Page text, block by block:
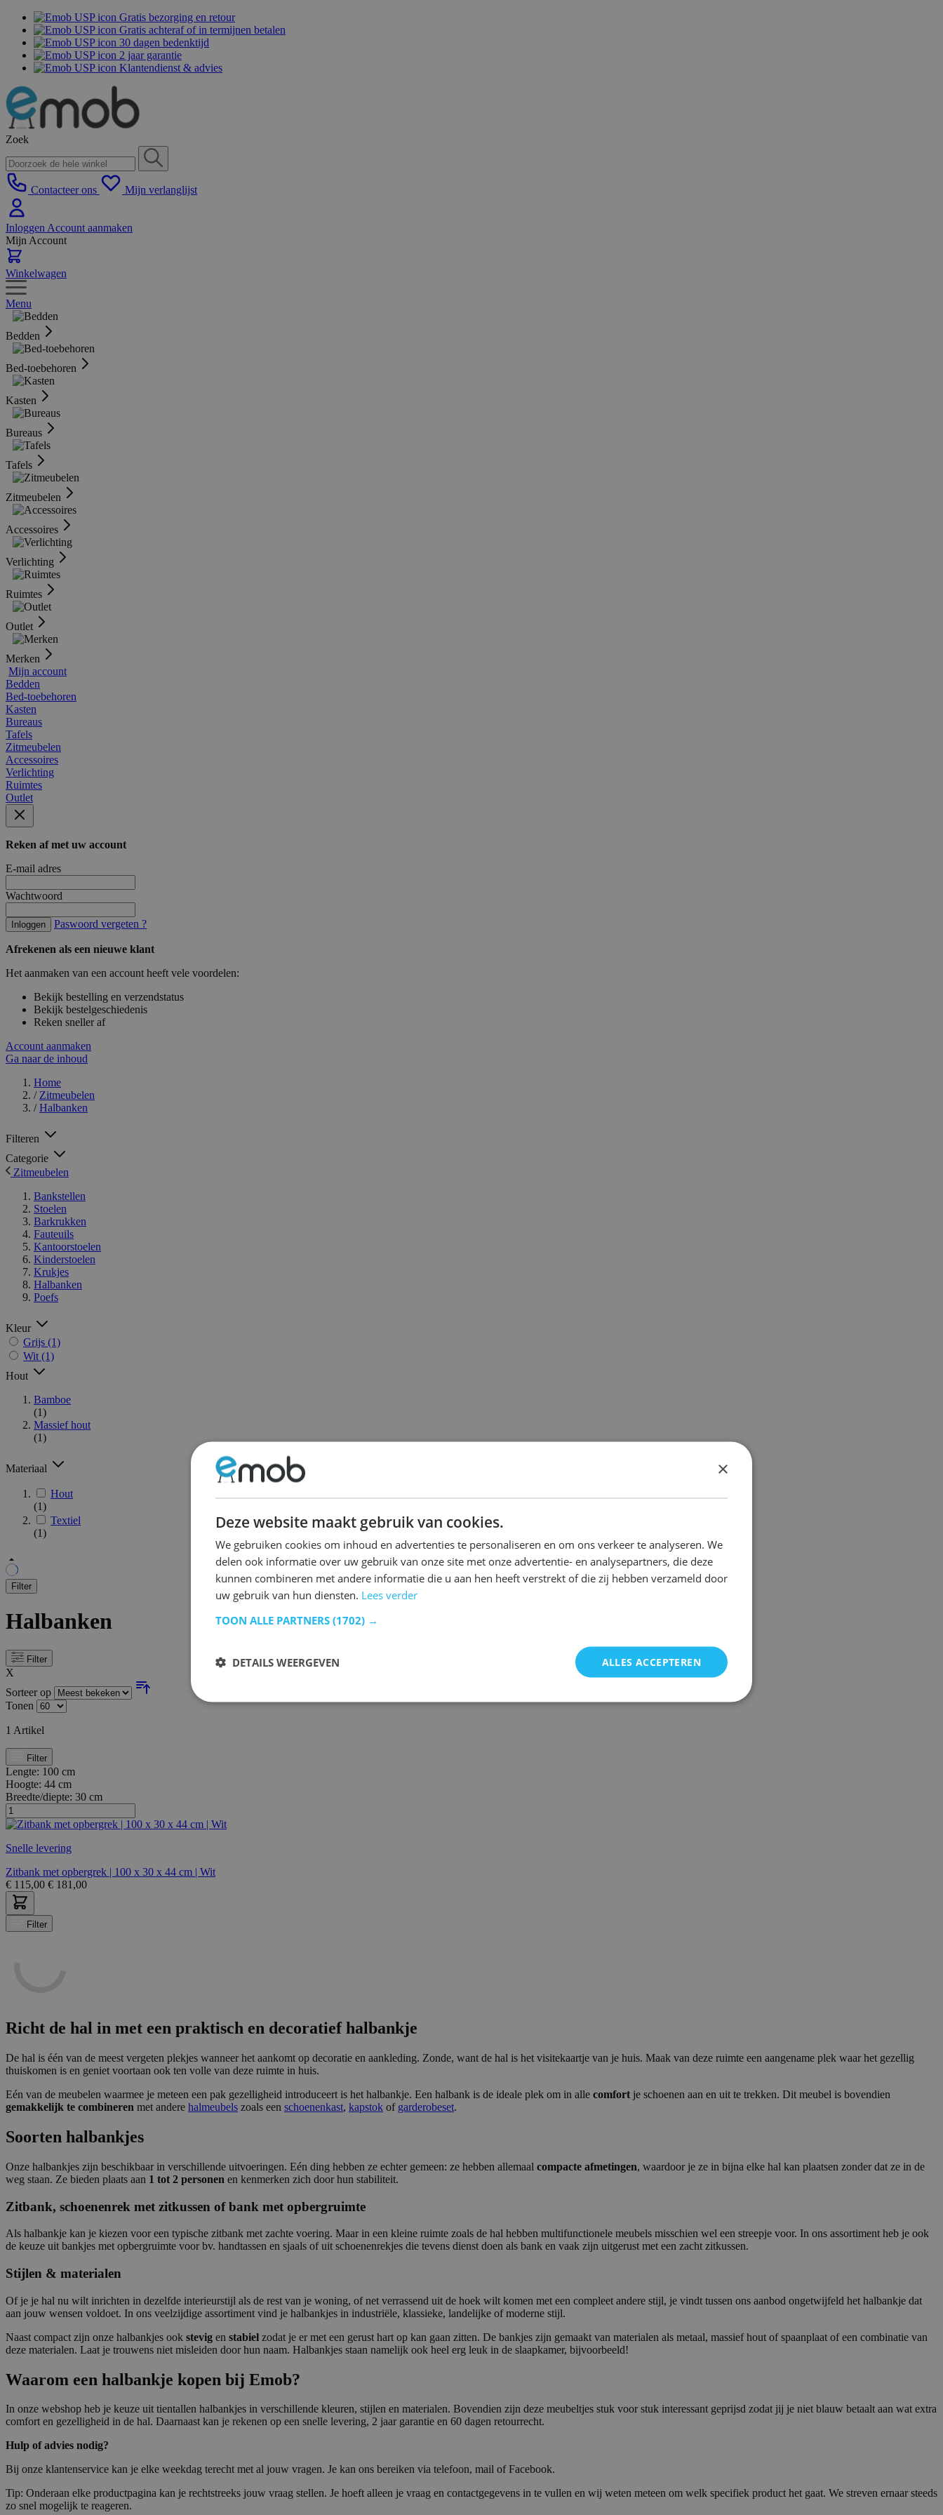
Gratis bezorging en retour
Gratis achteraf of in termijnen betalen
30 dagen bedenktijd
2 jaar garantie
Klantendienst & advies
Zoek
Contacteer ons Mijn verlanglijst
Inloggen Account aanmaken
Mijn Account
Winkelwagen
Menu
Bedden
Bed-toebehoren
Kasten
Bureaus
Tafels
Zitmeubelen
Accessoires
Verlichting
Ruimtes
Outlet
Merken
Mijn account
Bedden
Bed-toebehoren
Kasten
Bureaus
Tafels
Zitmeubelen
Accessoires
Verlichting
Ruimtes
Outlet
Reken af met uw account
E-mail adres
Wachtwoord
Inloggen Paswoord vergeten ?
Afrekenen als een nieuwe klant
Het aanmaken van een account heeft vele voordelen:
Bekijk bestelling en verzendstatus
Bekijk bestelgeschiedenis
Reken sneller af
Account aanmaken
Ga naar de inhoud
Home
/ Zitmeubelen
/ Halbanken
Filteren
Categorie
Zitmeubelen
Bankstellen
Stoelen
Barkrukken
Fauteuils
Kantoorstoelen
Kinderstoelen
Krukjes
Halbanken
Poefs
Kleur
Grijs (1)
Wit (1)
Hout
Bamboe
(1)
Massief hout
(1)
Materiaal
Hout
(1)
Textiel
(1)
Filter
Halbanken
Filter
X
Sorteer op
Tonen
1 Artikel
Filter
Lengte: 100 cm
Hoogte: 44 cm
Breedte/diepte: 30 cm
Snelle levering
Zitbank met opbergrek | 100 x 30 x 44 cm | Wit
€ 115,00 € 181,00
Filter
Richt de hal in met een praktisch en decoratief halbankje
De hal is één van de meest vergeten plekjes wanneer het aankomt op decoratie en aankleding. Zonde, want de hal is het visitekaartje van je huis. Maak van deze ruimte een aangename plek waar het gezellig
thuiskomen is en geniet voortaan ook ten volle van deze ruimte in huis.
Eén van de meubelen waarmee je meteen een pak gezelligheid introduceert is het halbankje. Een halbank is de ideale plek om in alle comfort je schoenen aan en uit te trekken. Dit meubel is bovendien
gemakkelijk te combineren met andere halmeubels zoals een schoenenkast, kapstok of garderobeset.
Soorten halbankjes
Onze halbankjes zijn beschikbaar in verschillende uitvoeringen. Eén ding hebben ze echter gemeen: ze hebben allemaal compacte afmetingen, waardoor je ze in bijna elke hal kan plaatsen zonder dat ze in de
weg staan. Ze bieden plaats aan 1 tot 2 personen en kenmerken zich door hun stabiliteit.
Zitbank, schoenenrek met zitkussen of bank met opbergruimte
Als halbankje kan je kiezen voor een typische zitbank met zachte voering. Maar in een kleine ruimte zoals de hal hebben multifunctionele meubels misschien wel een streepje voor. In ons assortiment heb je ook
de keuze uit bankjes met opbergruimte voor bv. handtassen en sjaals of uit schoenenrekjes die tevens dienst doen als bank en vaak zijn uitgerust met een zacht zitkussen.
Stijlen & materialen
Of je je hal nu wilt inrichten in dezelfde interieurstijl als de rest van je woning, of net verrassend uit de hoek wilt komen met een compleet andere stijl, je vindt tussen ons aanbod ongetwijfeld het halbankje dat
aan jouw wensen voldoet. In ons veelzijdige assortiment vind je halbankjes in industriële, klassieke, landelijke of moderne stijl.
Naast compact zijn onze halbankjes ook stevig en stabiel zodat je er met een gerust hart op kan gaan zitten. De bankjes zijn gemaakt van materialen als metaal, massief hout of spaanplaat of een combinatie van
deze materialen. Laat je trouwens niet misleiden door hun naam. Halbankjes staan namelijk ook heel erg leuk in de slaapkamer, bijvoorbeeld!
Waarom een halbankje kopen bij Emob?
In onze webshop heb je keuze uit tientallen halbankjes in verschillende kleuren, stijlen en materialen. Bovendien zijn deze meubeltjes stuk voor stuk interessant geprijsd zodat jij je niet blauw betaalt aan wat extra
comfort en gezelligheid in de hal. Daarnaast kan je rekenen op een snelle levering, 2 jaar garantie en 60 dagen retourrecht.
Hulp of advies nodig?
Bij onze klantenservice kan je elke weekdag terecht met al jouw vragen. Je kan ons bereiken via telefoon, mail of Facebook.
Tip: Onderaan elke productpagina kan je rechtstreeks jouw vraag stellen. Je hoeft alleen je vraag en contactgegevens in te vullen en wij weten meteen om welk specifiek product het gaat. We streven ernaar steeds
zo snel mogelijk te reageren.
×
Deze website maakt gebruik van cookies.
We gebruiken cookies om inhoud en advertenties te personaliseren en om ons verkeer te analyseren. We
delen ook informatie over uw gebruik van onze site met onze advertentie- en analysepartners, die deze
kunnen combineren met andere informatie die u aan hen heeft verstrekt of die zij hebben verzameld door
uw gebruik van hun diensten. Lees verder
TOON ALLE PARTNERS (1702) →
ALLES ACCEPTEREN
DETAILS WEERGEVEN